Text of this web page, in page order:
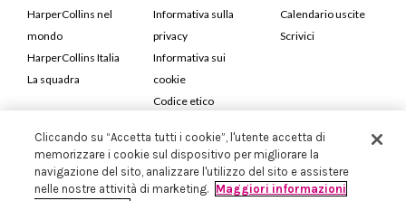
HarperCollins nel
mondo
HarperCollins Italia
La squadra
Informativa sulla
privacy
Informativa sui
cookie
Codice etico
Calendario uscite
Scrivici
HarperCollins Italia S.p.A. Viale Monte Nero, 84 - 20135 Milano
Cod. Fiscale e P.IVA 05946780151 - Capitale Sociale 258.250 €
Iscritta in Milano al Registro delle imprese nr.198004 e REA nr.1051898
Cliccando su “Accetta tutti i cookie”, l'utente accetta di
memorizzare i cookie sul dispositivo per migliorare la
navigazione del sito, analizzare l'utilizzo del sito e assistere
nelle nostre attività di marketing. Maggiori informazioni